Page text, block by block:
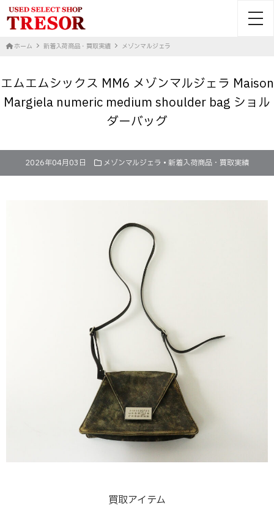
ホーム 新着入荷商品・買取実績 メゾンマルジェラ
エムエムシックス MM6 メゾンマルジェラ Maison
Margiela numeric medium shoulder bag ショル
ダーバッグ
2026年04月03日 メゾンマルジェラ • 新着入荷商品・買取実績
買取アイテム